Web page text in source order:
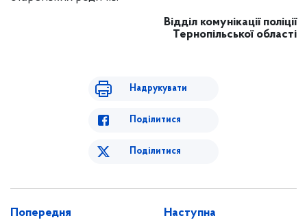
Відділ комунікації поліції
Тернопільської області
Надрукувати
Поділитися
Поділитися
Попередня Наступна